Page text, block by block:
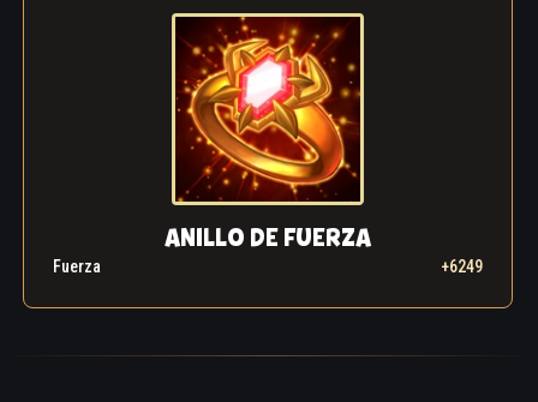
que se corriera la voz por la ciudad sobre el valiente
bebedor y su escudo mágico, los Guardianes
invitaron a Rufus y Rakashi a unirse a ellos. Así, la
historia de este demonio dio otro giro inesperado, al
ponerse del lado de la Luz. Es curioso cómo
funcionan las cosas, ¿verdad?
ANILLO DE FUERZA
Fuerza +6249